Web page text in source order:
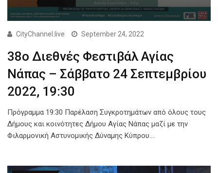
CityChannel.live September 24, 2022
38ο Διεθνές Φεστιβάλ Αγίας
Νάπας – Σάββατο 24 Σεπτεμβρίου
2022, 19:30
Πρόγραμμα 19:30 Παρέλαση Συγκροτημάτων από όλους τους
Δήμους και κοινότητες Δήμου Αγίας Νάπας μαζί με την
Φιλαρμονική Αστυνομικής Δύναμης Κύπρου.…